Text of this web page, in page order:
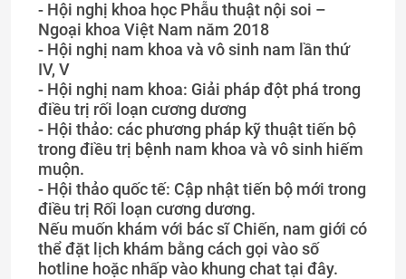
- Hội nghị khoa học Phẫu thuật nội soi –
Ngoại khoa Việt Nam năm 2018
- Hội nghị nam khoa và vô sinh nam lần thứ
IV, V
- Hội nghị nam khoa: Giải pháp đột phá trong
điều trị rối loạn cương dương
- Hội thảo: các phương pháp kỹ thuật tiến bộ
trong điều trị bệnh nam khoa và vô sinh hiếm
muộn.
- Hội thảo quốc tế: Cập nhật tiến bộ mới trong
điều trị Rối loạn cương dương.
Nếu muốn khám với bác sĩ Chiến, nam giới có
thể đặt lịch khám bằng cách gọi vào số
hotline hoặc nhấp vào khung chat tại đây.